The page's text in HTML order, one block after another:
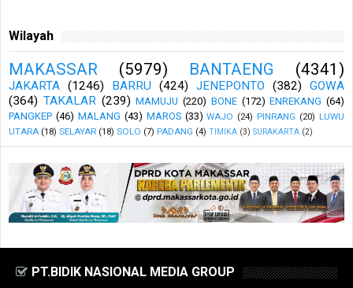
Wilayah
MAKASSAR (5979) BANTAENG (4341)
JAKARTA (1246) BARRU (424) JENEPONTO (382)
GOWA
(364) TAKALAR (239) MAMUJU (220) BONE (172) ENREKANG (64)
PANGKEP (46) MALANG (43) MAROS (33) WAJO (24) PINRANG (20) LUWU
UTARA (18) SELAYAR (18) SOLO (7) PADANG (4) TIMIKA (3) SURAKARTA (2)
PT.BIDIK NASIONAL MEDIA GROUP